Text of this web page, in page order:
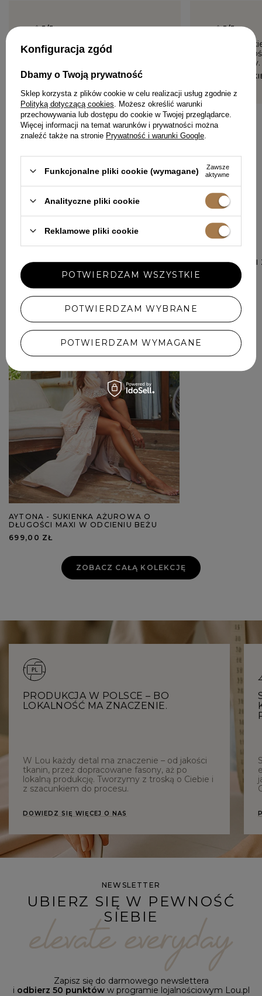
5/5
Sukienka dla niższych osób do
kolan. Rozmiarówka zawyżona
5/5
Piękna
dobrej
MARTYNA,
DODAJ SWOJĄ OPINIĘ
W PODOBNYM KOLORZE
AYTONA - SUKIENKA AŻUROWA O
DŁUGOŚCI MAXI W ODCIENIU BEŻU
699,00 ZŁ
SHINE -
629,00 ZŁ
ZOBACZ CAŁĄ KOLEKCJĘ
PRODUKCJA W POLSCE – BO
LOKALNOŚĆ MA ZNACZENIE.
W Lou każdy detal ma znaczenie – od jakości
tkanin, przez dopracowane fasony, aż po
lokalną produkcję. Tworzymy z troską o Ciebie i
z szacunkiem do procesu.
DOWIEDZ SIĘ WIĘCEJ O NAS
NEWSLETTER
UBIERZ SIĘ W PEWNOŚĆ
SIEBIE
Zapisz się do darmowego newslettera
i odbierz 50 punktóww programie lojalnościowym Lou.pl
Konfiguracja zgód
Dbamy o Twoją prywatność
Sklep korzysta z plików cookie w celu realizacji usług zgodnie z
Polityką dotyczącą cookies . Możesz określić warunki
przechowywania lub dostępu do cookie w Twojej przeglądarce.
Więcej informacji na temat warunków i prywatności można
znaleźć także na stronie Prywatność i warunki Google
Funkcjonalne pliki cookie (wymagane)
Zawsze
aktywne
Analityczne pliki cookie
Reklamowe pliki cookie
POTWIERDZAM WYBRANE
POTWIERDZAM WYMAGANE
POTWIERDZAM WSZYSTKIE